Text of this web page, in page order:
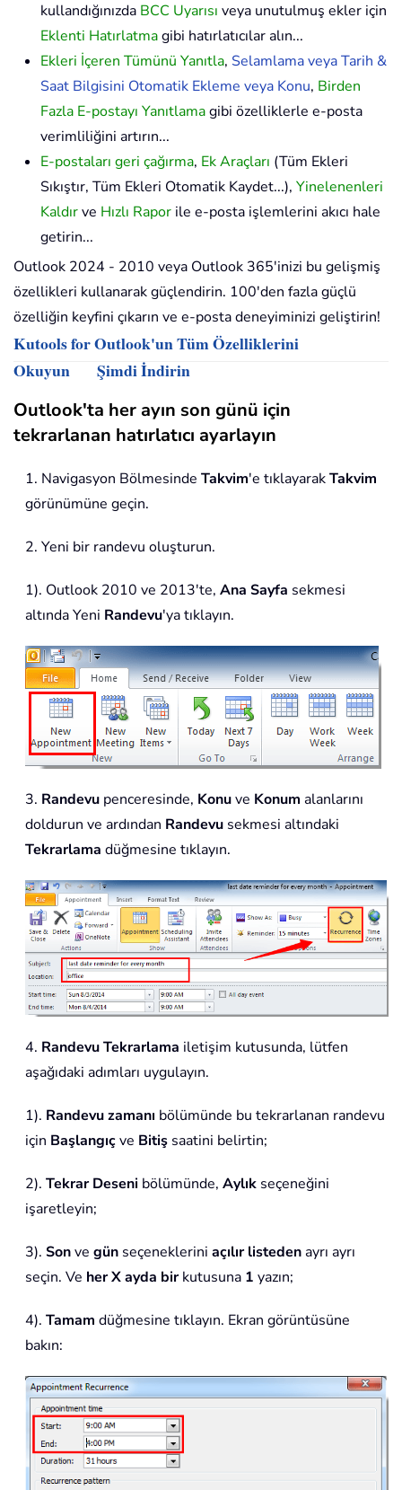
kullandığınızda BCC Uyarısı veya unutulmuş ekler için
Eklenti Hatırlatmagibi hatırlatıcılar alın...
Ekleri İçeren Tümünü Yanıtla, Selamlama veya Tarih &
Saat Bilgisini Otomatik Ekleme veya Konu, Birden
Fazla E-postayı Yanıtlamagibi özelliklerle e-posta
verimliliğini artırın...
E-postaları geri çağırma, Ek Araçları (Tüm Ekleri
Sıkıştır, Tüm Ekleri Otomatik Kaydet...), Yinelenenleri
Kaldırve Hızlı Rapor ile e-posta işlemlerini akıcı hale
getirin...
Outlook 2024 - 2010 veya Outlook 365'inizi bu gelişmiş
özellikleri kullanarak güçlendirin. 100'den fazla güçlü
özelliğin keyfini çıkarın ve e-posta deneyiminizi geliştirin!
Kutools for Outlook'un Tüm Özelliklerini
Okuyun
Şimdi İndirin
Outlook'ta her ayın son günü için
tekrarlanan hatırlatıcı ayarlayın
1. Navigasyon Bölmesinde Takvim'e tıklayarakTakvim
görünümüne geçin.
2. Yeni bir randevu oluşturun.
1). Outlook 2010 ve 2013'te, Ana Sayfa sekmesi
altında Yeni Randevu'ya tıklayın.
3. Randevu penceresinde, Konuve Konum alanlarını
doldurun ve ardından Randevu sekmesi altındaki
Tekrarlama düğmesine tıklayın.
4. Randevu Tekrarlama iletişim kutusunda, lütfen
aşağıdaki adımları uygulayın.
1). Randevu zamanı bölümünde bu tekrarlanan randevu
için Başlangıçve Bitiş saatini belirtin;
2). Tekrar Deseni bölümünde, Aylık seçeneğini
işaretleyin;
3). Sonve gün seçeneklerini açılır listedenayrı ayrı
seçin. Ve her X ayda birkutusuna 1 yazın;
4). Tamam düğmesine tıklayın. Ekran görüntüsüne
bakın: